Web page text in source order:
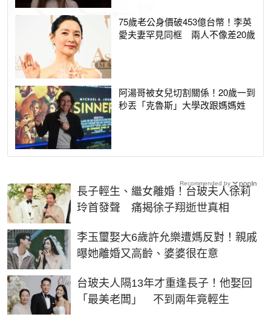
75歲老公身價破453億台幣！李英
愛夫妻罕見同框 兩人不像差20歲
阿湯哥被女兒切割關係！20歲一到
秒丟「克魯斯」大學改跟媽媽姓
長子輕生、繼女離婚！台玻夫人徐莉
玲首發聲 痛揭徐子翔逝世真相
李玉璽娶大6歲許允樂遭媽反對！親戚
曝她離婚又高齡、婆婆很在意
台玻夫人隔13年才重逢長子！他娶回
「最美老闆」 不到兩年竟輕生
Recommended by